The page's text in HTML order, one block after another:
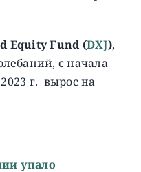
Equity Fund (DXJ),
с начала
г. вырос на
упало